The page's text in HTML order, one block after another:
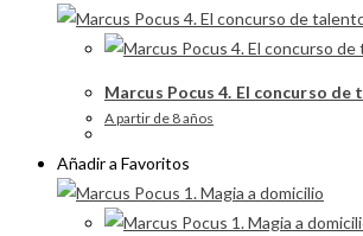
Marcus Pocus 4. El concurso de
A partir de 8 años
Añadir a Favoritos